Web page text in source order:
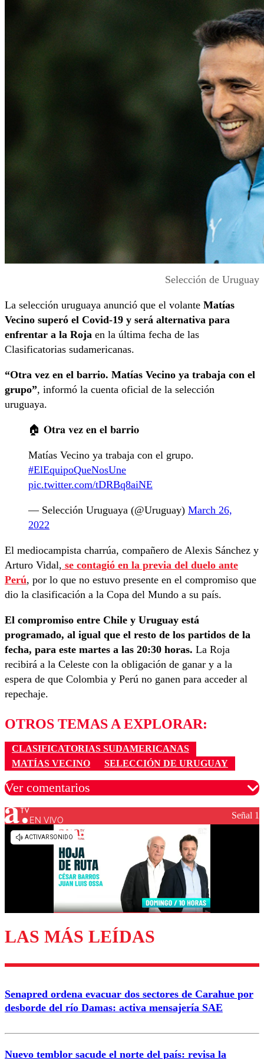
Selección de Uruguay
La selección uruguaya anunció que el volante Matías
Vecino superó el Covid-19 y será alternativa para
enfrentar a la Roja en la última fecha de las
Clasificatorias sudamericanas.
“Otra vez en el barrio. Matías Vecino ya trabaja con el
grupo”, informó la cuenta oficial de la selección
uruguaya.
🏠 𝐎𝐭𝐫𝐚 𝐯𝐞𝐳 𝐞𝐧 𝐞𝐥 𝐛𝐚𝐫𝐫𝐢𝐨
Matías Vecino ya trabaja con el grupo.
#ElEquipoQueNosUne
pic.twitter.com/tDRBq8aiNE
— Selección Uruguaya (@Uruguay) March 26,
2022
El mediocampista charrúa, compañero de Alexis Sánchez y
Arturo Vidal, se contagió en la previa del duelo ante
Perú, por lo que no estuvo presente en el compromiso que
dio la clasificación a la Copa del Mundo a su país.
El compromiso entre Chile y Uruguay está
programado, al igual que el resto de los partidos de la
fecha, para este martes a las 20:30 horas. La Roja
recibirá a la Celeste con la obligación de ganar y a la
espera de que Colombia y Perú no ganen para acceder al
repechaje.
OTROS TEMAS A EXPLORAR:
CLASIFICATORIAS SUDAMERICANAS
MATÍAS VECINO
SELECCIÓN DE URUGUAY
Ver comentarios
Los comentarios son moderados para garantizar un
diálogo respetuoso.
Enviar comentario
EN VIVO Señal 1
LAS MÁS LEÍDAS
Senapred ordena evacuar dos sectores de Carahue por
desborde del río Damas: activa mensajería SAE
Nuevo temblor sacude el norte del país: revisa la